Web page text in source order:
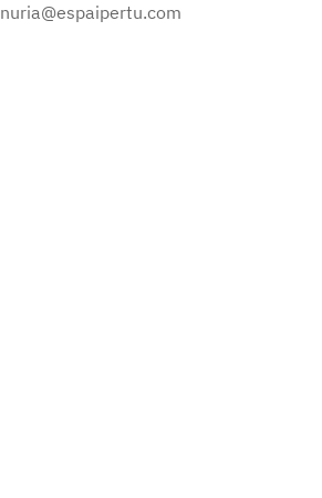
nuria@espaipertu.com